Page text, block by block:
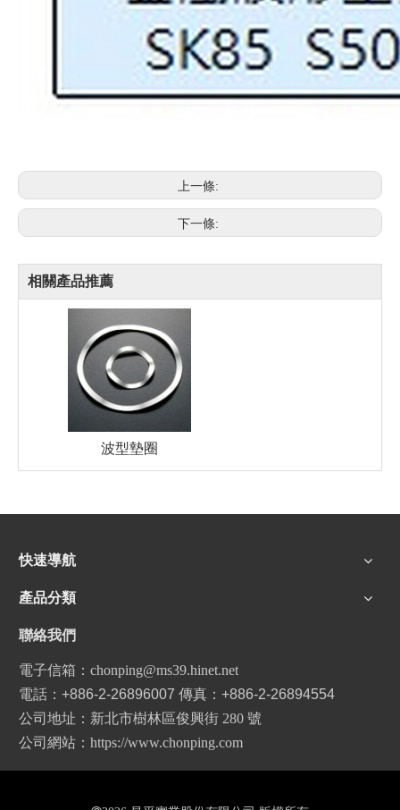
上一條:
下一條:
相關產品推薦
波型墊圈
快速導航
產品分類
聯絡我們
電子信箱： chonping@ms39.hinet.net
電話： +886-2-26896007 傳真： +886-2-26894554
公司地址：新北市樹林區俊興街 280 號
公司網站 ： https://www.chonping.com